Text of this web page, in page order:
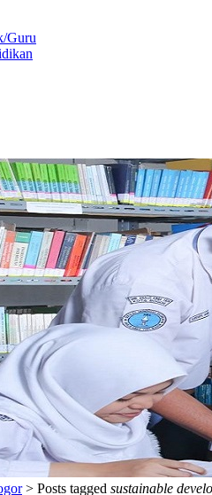
Guru
> Posts tagged sustainable